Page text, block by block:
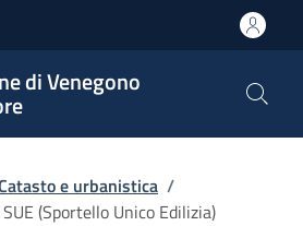
di Venegono
e urbanistica /
(Sportello Unico Edilizia)